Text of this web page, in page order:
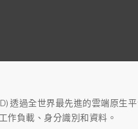
透過全世界最先進的雲端原生
作負載、身分識別和資料。